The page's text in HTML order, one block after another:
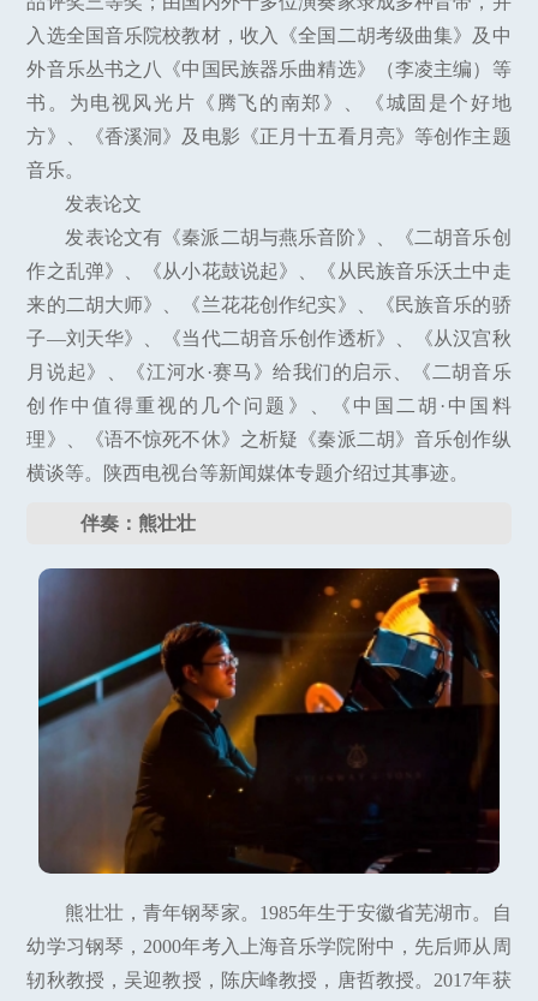
入选全国音乐院校教材，收入《全国二胡考级曲集》及中
外音乐丛书之八《中国民族器乐曲精选》（李凌主编）等
书。为电视风光片《腾飞的南郑》、《城固是个好地
方》、《香溪洞》及电影《正月十五看月亮》等创作主题
音乐。
发表论文
发表论文有《秦派二胡与燕乐音阶》、《二胡音乐创
作之乱弹》、《从小花鼓说起》、《从民族音乐沃土中走
来的二胡大师》、《兰花花创作纪实》、《民族音乐的骄
子—刘天华》、《当代二胡音乐创作透析》、《从汉宫秋
月说起》、《江河水·赛马》给我们的启示、《二胡音乐
创作中值得重视的几个问题》、《中国二胡·中国料
理》、《语不惊死不休》之析疑《秦派二胡》音乐创作纵
横谈等。陕西电视台等新闻媒体专题介绍过其事迹。
伴奏：熊壮壮
熊壮壮，青年钢琴家。1985年生于安徽省芜湖市。自
幼学习钢琴，2000年考入上海音乐学院附中，先后师从周
轫秋教授，吴迎教授，陈庆峰教授，唐哲教授。2017年获